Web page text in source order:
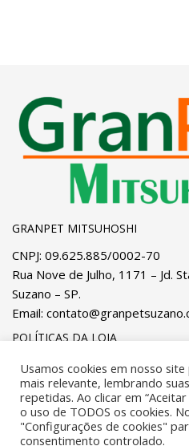
GRANPET MITSUHOSHI
CNPJ: 09.625.885/0002-70
Rua Nove de Julho, 1171 – Jd.
Suzano – SP.
Email:
POLÍTICAS DA LOJA
PrivacidadeeCookies
Trocas, Devoluções e
Desenvolvido porOSA IT
Usamos cookies em nosso
mais relevante, lembrando
repetidas. Ao clicar em
o uso de TODOS os cookies.
"Configurações de cookies"
consentimento controlado.